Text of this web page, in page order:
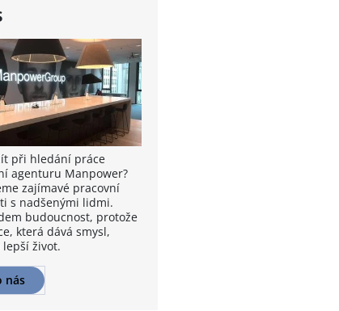
při hledání práce
agenturu Manpower?
zajímavé pracovní
s nadšenými lidmi.
budoucnost, protože
která dává smysl,
život.
nás